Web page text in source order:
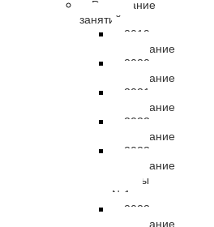
Расписание
занятий
2019
расписание
2020
расписание
2021
расписание
2022
расписание
2023
расписание
группы
№1
2023
расписание